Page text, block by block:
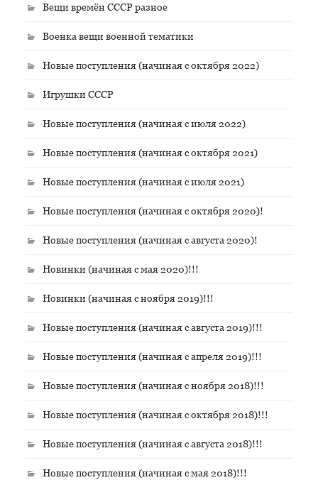
Вещи времён СССР разное
Военка вещи военной тематики
Новые поступления (начиная с октября 2022)
Игрушки СССР
Новые поступления (начиная с июля 2022)
Новые поступления (начиная с октября 2021)
Новые поступления (начиная с июля 2021)
Новые поступления (начиная с октября 2020)!
Новые поступления (начиная с августа 2020)!
Новинки (начиная с мая 2020)!!!
Новинки (начиная с ноября 2019)!!!
Новые поступления (начиная с августа 2019)!!!
Новые поступления (начиная с апреля 2019)!!!
Новые поступления (начиная с ноября 2018)!!!
Новые поступления (начиная с октября 2018)!!!
Новые поступления (начиная с августа 2018)!!!
Новые поступления (начиная с мая 2018)!!!